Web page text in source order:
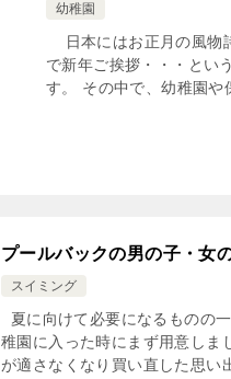
幼稚園
日本にはお正月の風物
で新年ご挨拶・・・とい
す。 その中で、幼稚園
プールバックの男の子・女
スイミング
夏に向けて必要になるものの
稚園に入った時にまず用意しま
が適さなくなり買い直した思